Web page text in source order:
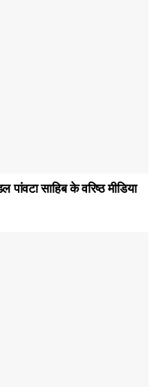
साहिब के वरिष्ठ मीडिया